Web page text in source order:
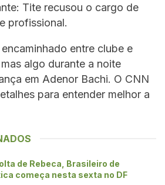
Tite recusou o cargo de
profissional.
entre clube e
algo durante a noite
em Adenor Bachi. O CNN
para entender melhor a
de Rebeca, Brasileiro de
começa nesta sexta no DF